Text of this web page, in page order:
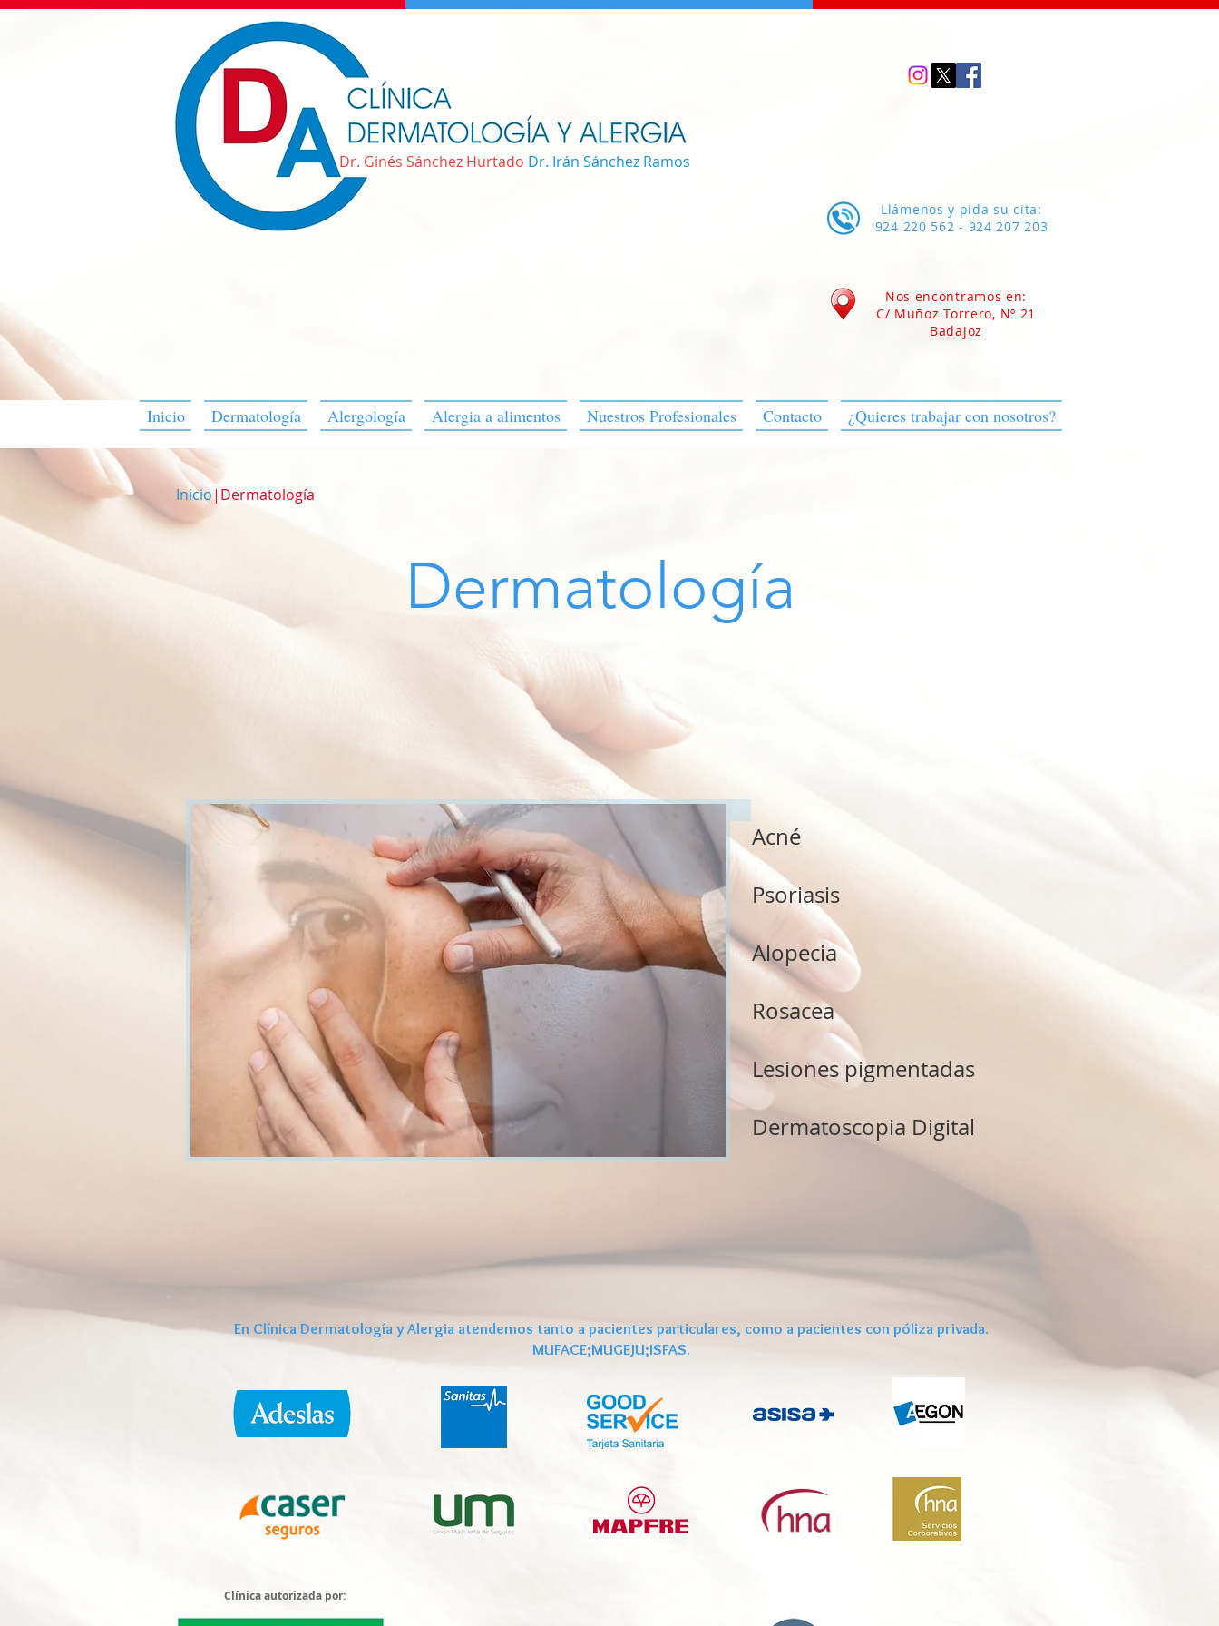
Dr. Ginés Sánchez Hurtado Dr. Irán Sánchez Ramos
Llámenos y pida su cita:
924 220 562 - 924 207 203
Nos encontramos en:
C/ Muñoz Torrero, Nº 21
Badajoz
Inicio Dermatología Alergología Alergia a alimentos Nuestros Profesionales Contacto ¿Quieres trabajar con nosotros?
Inicio|Dermatología
Dermatología
Acné
Psoriasis
Alopecia
Rosacea
Lesiones pigmentadas
Dermatoscopia Digital
En Clínica Dermatología y Alergia atendemos tanto a pacientes particulares, como a pacientes con póliza privada.
MUFACE;MUGEJU;ISFAS.
Clínica autorizada por: